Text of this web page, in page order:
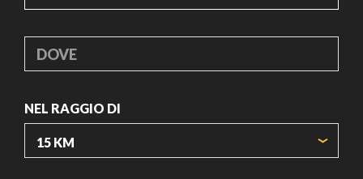
DOVE
NEL RAGGIO DI